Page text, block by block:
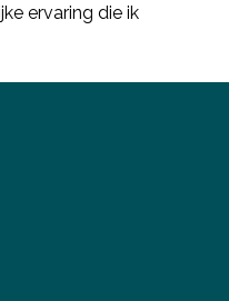
ervaring die ik